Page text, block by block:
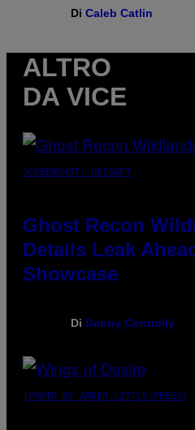
Di Caleb Catlin
ALTRO
DA VICE
SCREENSHOT: UBISOFT
Ghost Recon
Details Leak
Showcase
Di Denny Connolly
(PHOTO BY AMBER LITTLE/PRESS)